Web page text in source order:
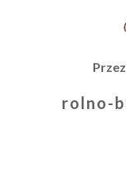
rolno-